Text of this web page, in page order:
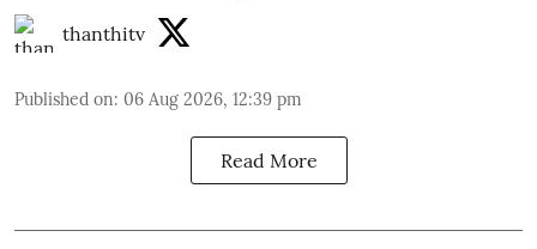
thanthitv
Published on: 06 Aug 2026, 12:39 pm
Read More